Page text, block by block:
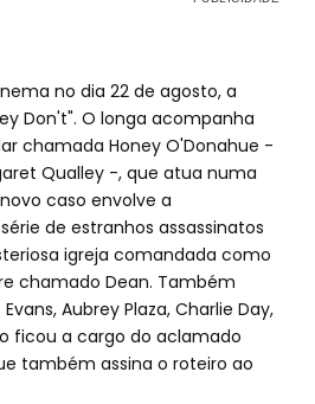
no dia 22 de agosto, a
Don't". O longa acompanha
chamada Honey O'Donahue -
Qualley -, que atua numa
caso envolve a
de estranhos assassinatos
igreja comandada como
chamado Dean. Também
Aubrey Plaza, Charlie Day,
ficou a cargo do aclamado
também assina o roteiro ao